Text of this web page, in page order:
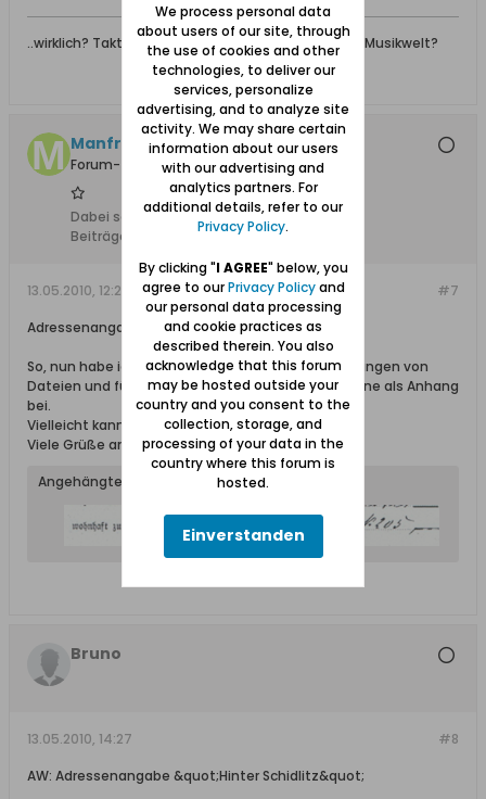
..wirklich? Taktgefühl ist nicht nur ein Begriff in der Musikwelt?
Manfrederik
Forum-Teilnehmer
Dabei seit:
06.04.2010
Beiträge:
#7
13.05.2010, 12:24
Adressenangabe &quot;Hinter Schidlitz&quot;
So, nun habe ich meine Freischaltung für das Anhängen von
Dateien und füge die auf "Hinter Schidlitz" bezogene als Anhang
bei.
Vielleicht kann jemand etwas damit anfangen.
Viele Grüße am Vatertag
Angehängte Dateien
Bruno
#8
13.05.2010, 14:27
AW: Adressenangabe &quot;Hinter Schidlitz&quot;
We process personal data
about users of our site, through
the use of cookies and other
technologies, to deliver our
services, personalize
advertising, and to analyze site
activity. We may share certain
information about our users
with our advertising and
analytics partners. For
additional details, refer to our
Privacy Policy.
By clicking "I AGREE" below, you
agree to ourPrivacy Policyand
our personal data processing
and cookie practices as
described therein. You also
acknowledge that this forum
may be hosted outside your
country and you consent to the
collection, storage, and
processing of your data in the
country where this forum is
hosted.
Einverstanden